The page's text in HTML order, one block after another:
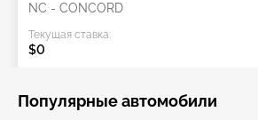
NC - CONCORD
Текущая ставка:
$0
Популярные автомобили